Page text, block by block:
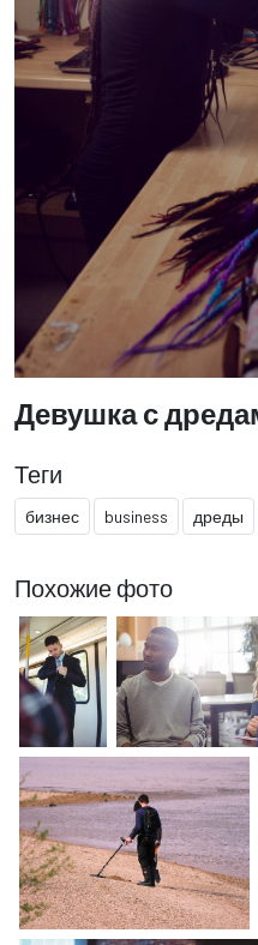
Девушка с
Теги
бизнес business дреды
Похожие фото